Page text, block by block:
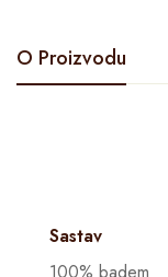
O Proizvodu
Sastav